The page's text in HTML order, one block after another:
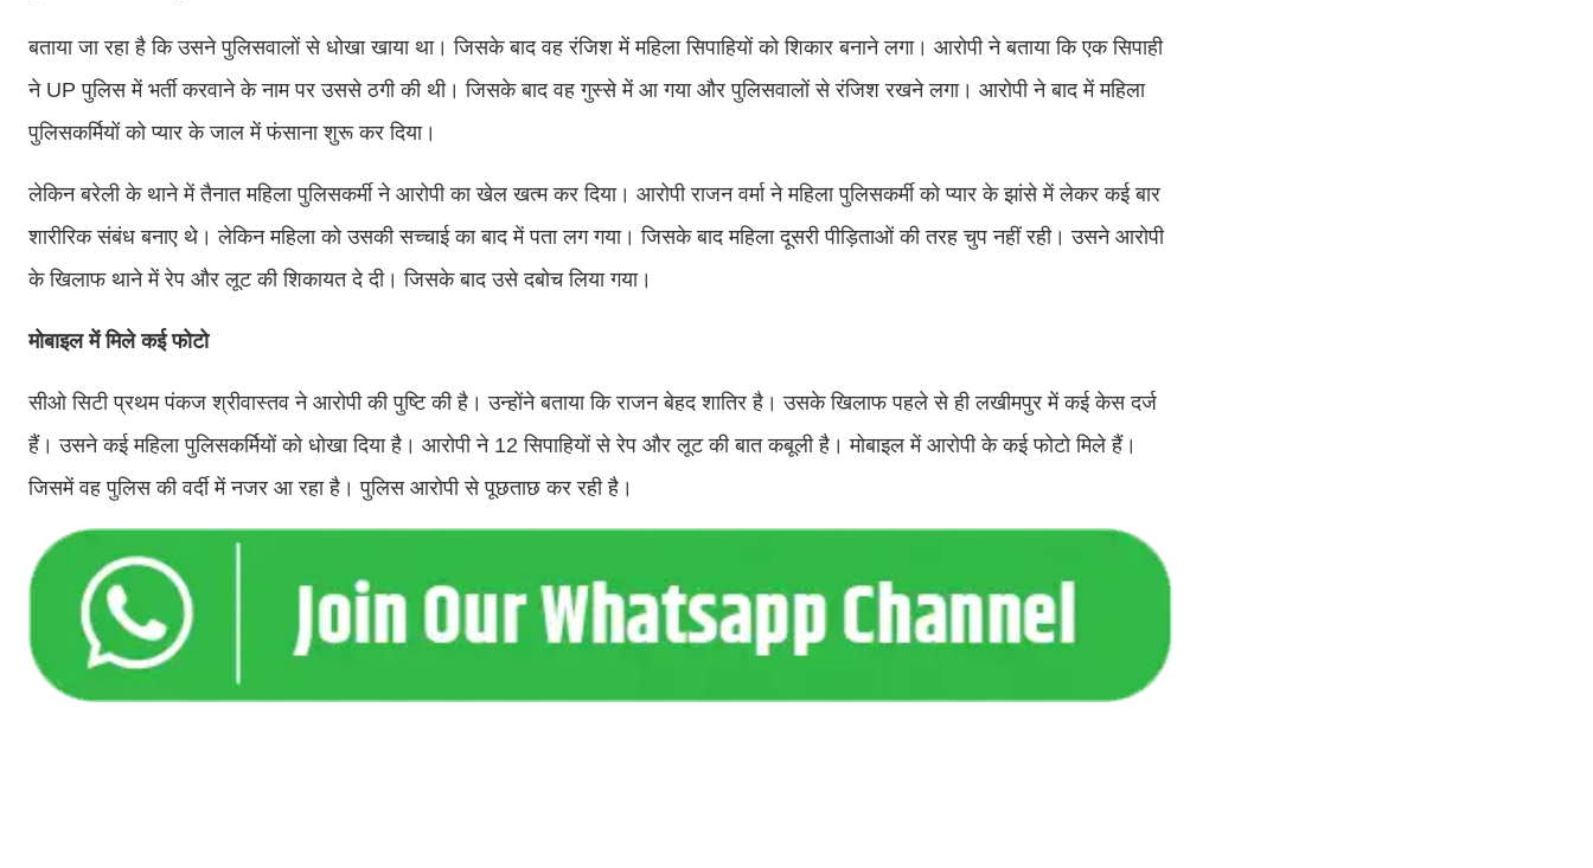
बताया जा रहा है कि उसने पुलिसवालों से धोखा खाया था। जिसके बाद वह रंजिश में महिला सिपाहियों को शिकार बनाने लगा। आरोपी ने बताया कि एक सिपाही
ने UP पुलिस में भर्ती करवाने के नाम पर उससे ठगी की थी। जिसके बाद वह गुस्से में आ गया और पुलिसवालों से रंजिश रखने लगा। आरोपी ने बाद में महिला
पुलिसकर्मियों को प्यार के जाल में फंसाना शुरू कर दिया।
लेकिन बरेली के थाने में तैनात महिला पुलिसकर्मी ने आरोपी का खेल खत्म कर दिया। आरोपी राजन वर्मा ने महिला पुलिसकर्मी को प्यार के झांसे में लेकर कई बार
शारीरिक संबंध बनाए थे। लेकिन महिला को उसकी सच्चाई का बाद में पता लग गया। जिसके बाद महिला दूसरी पीड़िताओं की तरह चुप नहीं रही। उसने आरोपी
के खिलाफ थाने में रेप और लूट की शिकायत दे दी। जिसके बाद उसे दबोच लिया गया।
मोबाइल में मिले कई फोटो
सीओ सिटी प्रथम पंकज श्रीवास्तव ने आरोपी की पुष्टि की है। उन्होंने बताया कि राजन बेहद शातिर है। उसके खिलाफ पहले से ही लखीमपुर में कई केस दर्ज
हैं। उसने कई महिला पुलिसकर्मियों को धोखा दिया है। आरोपी ने 12 सिपाहियों से रेप और लूट की बात कबूली है। मोबाइल में आरोपी के कई फोटो मिले हैं।
जिसमें वह पुलिस की वर्दी में नजर आ रहा है। पुलिस आरोपी से पूछताछ कर रही है।